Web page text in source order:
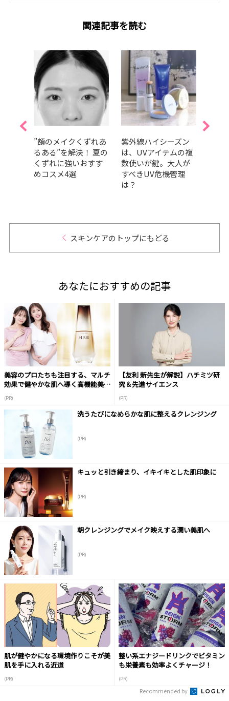
関連記事を読む
”額のメイクくずれあ
るある”を解決！ 夏の
くずれに強いおすす
めコスメ4選
紫外線ハイシーズン
は、UVアイテムの複
数使いが鍵。大人が
すべきUV危機管理
は？
スキンケアのトップにもどる
あなたにおすすめの記事
美容のプロたちも注目する、マルチ
効果で健やかな肌へ導く高機能美容
(PR)
【友利 新先生が解説】ハチミツ研
究＆先進サイエンス
(PR)
洗うたびになめらかな肌に整えるクレンジング
(PR)
キュッと引き締まり、イキイキとした肌印象に
(PR)
朝クレンジングでメイク映えする潤い美肌へ
(PR)
肌が健やかになる環境作りこそが美
肌を手に入れる近道
(PR)
整い系エナジードリンクでビタミン
も栄養素も効率よくチャージ！
(PR)
Recommended by